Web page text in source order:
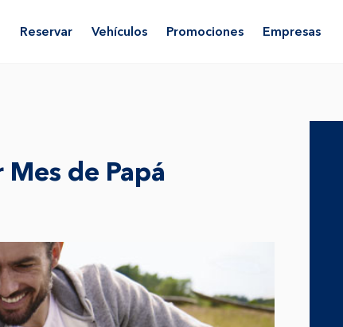
Reservar Vehículos Promociones Empresas
de Papá